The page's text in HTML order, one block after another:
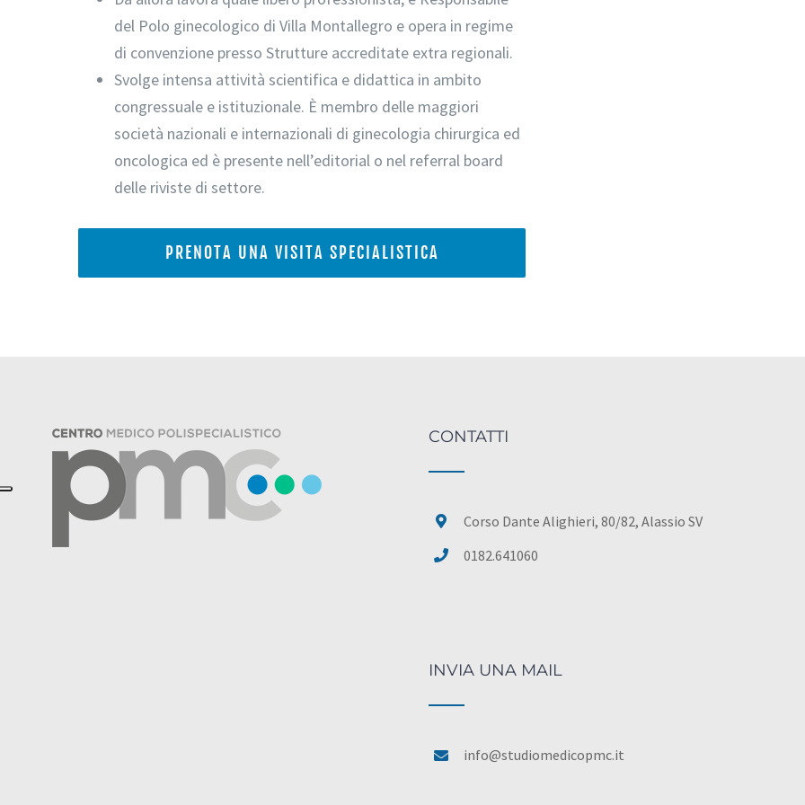
del Polo ginecologico di Villa Montallegro e opera in regime
di convenzione presso Strutture accreditate extra regionali.
Svolge intensa attività scientifica e didattica in ambito
congressuale e istituzionale. È membro delle maggiori
società nazionali e internazionali di ginecologia chirurgica ed
oncologica ed è presente nell’editorial o nel referral board
delle riviste di settore.
PRENOTA UNA VISITA SPECIALISTICA
CONTATTI
Corso Dante Alighieri, 80/82, Alassio SV
0182.641060
INVIA UNA MAIL
info@studiomedicopmc.it